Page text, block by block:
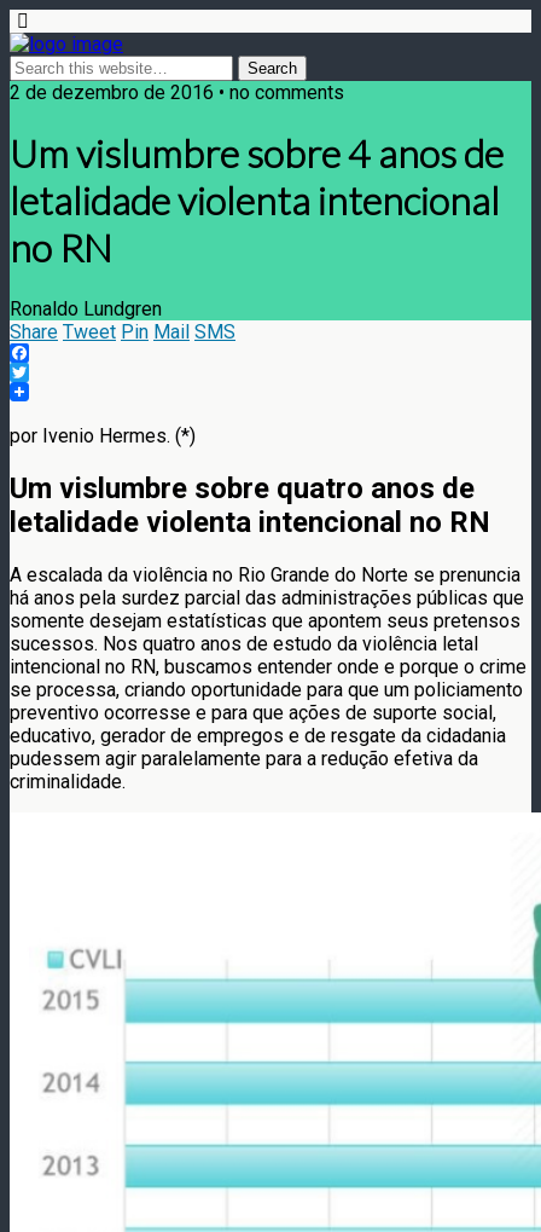
2 de dezembro de 2016 • no comments
Um vislumbre sobre 4 anos de
letalidade violenta intencional
no RN
Ronaldo Lundgren
Share Tweet Pin Mail SMS
Facebook
Twitter
por Ivenio Hermes. (*)
Um vislumbre sobre quatro anos de
letalidade violenta intencional no RN
A escalada da violência no Rio Grande do Norte se prenuncia
há anos pela surdez parcial das administrações públicas que
somente desejam estatísticas que apontem seus pretensos
sucessos. Nos quatro anos de estudo da violência letal
intencional no RN, buscamos entender onde e porque o crime
se processa, criando oportunidade para que um policiamento
preventivo ocorresse e para que ações de suporte social,
educativo, gerador de empregos e de resgate da cidadania
pudessem agir paralelamente para a redução efetiva da
criminalidade.